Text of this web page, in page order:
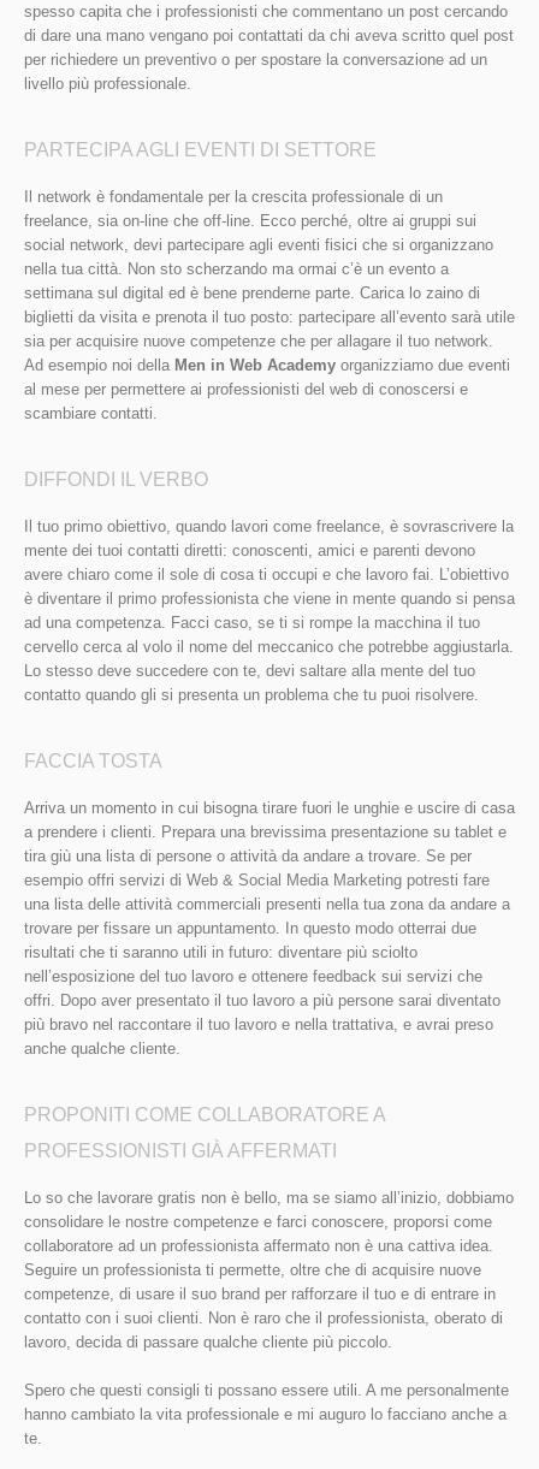
spesso capita che i professionisti che commentano un post cercando
di dare una mano vengano poi contattati da chi aveva scritto quel post
per richiedere un preventivo o per spostare la conversazione ad un
livello più professionale.
PARTECIPA AGLI EVENTI DI SETTORE
Il network è fondamentale per la crescita professionale di un
freelance, sia on-line che off-line. Ecco perché, oltre ai gruppi sui
social network, devi partecipare agli eventi fisici che si organizzano
nella tua città. Non sto scherzando ma ormai c’è un evento a
settimana sul digital ed è bene prenderne parte. Carica lo zaino di
biglietti da visita e prenota il tuo posto: partecipare all’evento sarà utile
sia per acquisire nuove competenze che per allagare il tuo network.
Ad esempio noi della Men in Web Academy organizziamo due eventi
al mese per permettere ai professionisti del web di conoscersi e
scambiare contatti.
DIFFONDI IL VERBO
Il tuo primo obiettivo, quando lavori come freelance, è sovrascrivere la
mente dei tuoi contatti diretti: conoscenti, amici e parenti devono
avere chiaro come il sole di cosa ti occupi e che lavoro fai. L’obiettivo
è diventare il primo professionista che viene in mente quando si pensa
ad una competenza. Facci caso, se ti si rompe la macchina il tuo
cervello cerca al volo il nome del meccanico che potrebbe aggiustarla.
Lo stesso deve succedere con te, devi saltare alla mente del tuo
contatto quando gli si presenta un problema che tu puoi risolvere.
FACCIA TOSTA
Arriva un momento in cui bisogna tirare fuori le unghie e uscire di casa
a prendere i clienti. Prepara una brevissima presentazione su tablet e
tira giù una lista di persone o attività da andare a trovare. Se per
esempio offri servizi di Web & Social Media Marketing potresti fare
una lista delle attività commerciali presenti nella tua zona da andare a
trovare per fissare un appuntamento. In questo modo otterrai due
risultati che ti saranno utili in futuro: diventare più sciolto
nell’esposizione del tuo lavoro e ottenere feedback sui servizi che
offri. Dopo aver presentato il tuo lavoro a più persone sarai diventato
più bravo nel raccontare il tuo lavoro e nella trattativa, e avrai preso
anche qualche cliente.
PROPONITI COME COLLABORATORE A
PROFESSIONISTI GIÀ AFFERMATI
Lo so che lavorare gratis non è bello, ma se siamo all’inizio, dobbiamo
consolidare le nostre competenze e farci conoscere, proporsi come
collaboratore ad un professionista affermato non è una cattiva idea.
Seguire un professionista ti permette, oltre che di acquisire nuove
competenze, di usare il suo brand per rafforzare il tuo e di entrare in
contatto con i suoi clienti. Non è raro che il professionista, oberato di
lavoro, decida di passare qualche cliente più piccolo.
Spero che questi consigli ti possano essere utili. A me personalmente
hanno cambiato la vita professionale e mi auguro lo facciano anche a
te.